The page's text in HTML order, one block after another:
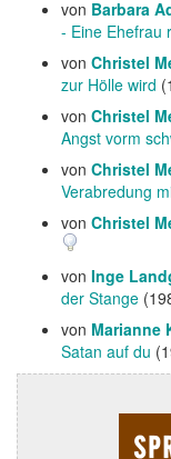
von Barbara
- Eine Ehefrau
von Christel
zur Hölle wird
von Christel
Angst vorm
von Christel
Verabredung
von Christel
von Inge
der Stange
von Marianne
Satan auf du